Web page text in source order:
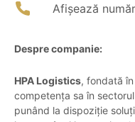
Afișează
Despre companie:
HPA Logistics, fondată
competența sa în
punând la dispoziție